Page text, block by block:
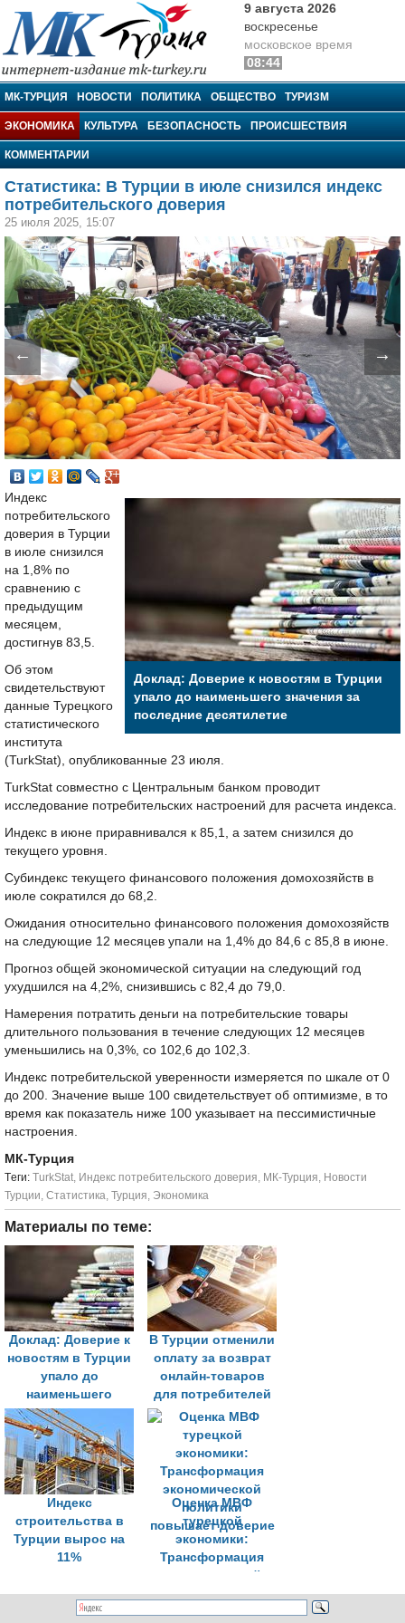
МК-Турция
9 августа 2026
воскресенье
московское время
08:44
МК-ТУРЦИЯ НОВОСТИ ПОЛИТИКА ОБЩЕСТВО ТУРИЗМ
ЭКОНОМИКА КУЛЬТУРА БЕЗОПАСНОСТЬ ПРОИСШЕСТВИЯ
КОММЕНТАРИИ
Статистика: В Турции в июле снизился индекс
потребительского доверия
25 июля 2025, 15:07
← →
Доклад: Доверие к новостям в Турции
упало до наименьшего значения за
последние десятилетие
Индекс
потребительского
доверия в Турции
в июле снизился
на 1,8% по
сравнению с
предыдущим
месяцем,
достигнув 83,5.
Об этом
свидетельствуют
данные Турецкого
статистического
института
(TurkStat), опубликованные 23 июля.
TurkStat совместно с Центральным банком проводит
исследование потребительских настроений для расчета индекса.
Индекс в июне приравнивался к 85,1, а затем снизился до
текущего уровня.
Субиндекс текущего финансового положения домохозяйств в
июле сократился до 68,2.
Ожидания относительно финансового положения домохозяйств
на следующие 12 месяцев упали на 1,4% до 84,6 с 85,8 в июне.
Прогноз общей экономической ситуации на следующий год
ухудшился на 4,2%, снизившись с 82,4 до 79,0.
Намерения потратить деньги на потребительские товары
длительного пользования в течение следующих 12 месяцев
уменьшились на 0,3%, со 102,6 до 102,3.
Индекс потребительской уверенности измеряется по шкале от 0
до 200. Значение выше 100 свидетельствует об оптимизме, в то
время как показатель ниже 100 указывает на пессимистичные
настроения.
МК-Турция
Tеги: TurkStat, Индекс потребительского доверия, МК-Турция, Новости
Турции, Статистика, Турция, Экономика
Материалы по теме:
Доклад: Доверие к
новостям в Турции
упало до
наименьшего
значения за
последние
десятилетие
В Турции отменили
оплату за возврат
онлайн-товаров
для потребителей
Индекс
строительства в
Турции вырос на
11%
Оценка МВФ
турецкой
экономики:
Трансформация
экономической
политики
повышает доверие